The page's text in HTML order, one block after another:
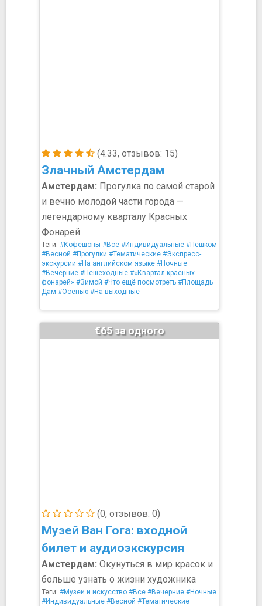
(4.33, отзывов: 15)
Злачный Амстердам
Амстердам: Прогулка по самой старой
и вечно молодой части города —
легендарному кварталу Красных
Фонарей
Теги: #Кофешопы #Все #Индивидуальные #Пешком
#Весной #Прогулки #Тематические #Экспресс-
экскурсии #На английском языке #Ночные
#Вечерние #Пешеходные #«Квартал красных
фонарей» #Зимой #Что ещё посмотреть #Площадь
Дам #Осенью #На выходные
(0, отзывов: 0)
Музей Ван Гога: входной
билет и аудиоэкскурсия
€65 за одного
Амстердам: Окунуться в мир красок и
больше узнать о жизни художника
Теги: #Музеи и искусство #Все #Вечерние #Ночные
#Индивидуальные #Весной #Тематические